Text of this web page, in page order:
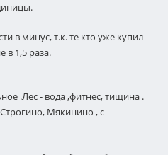
в минус, т.к. те кто уже купил
в 1,5 раза.
.Лес - вода ,фитнес, тищина .
Мякинино , с